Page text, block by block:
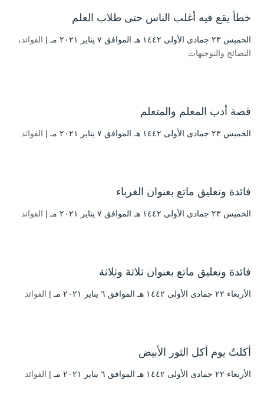
خطأ يقع فيه أغلب الناس حتى طلاب العلم
الخميس ۲۳ جمادى الأولى ۱٤٤۲ هـ الموافق ۷ يناير ۲۰۲۱ مـ | الفوائد،
النصائح والتوجيهات
قصة أدب المعلم والمتعلم
الخميس ۲۳ جمادى الأولى ۱٤٤۲ هـ الموافق ۷ يناير ۲۰۲۱ مـ | الفوائد
فائدة وتعليق ماتع بعنوان الغرباء
الخميس ۲۳ جمادى الأولى ۱٤٤۲ هـ الموافق ۷ يناير ۲۰۲۱ مـ | الفوائد
فائدة وتعليق ماتع بعنوان ثلاثة وثلاثة
الأربعاء ۲۲ جمادى الأولى ۱٤٤۲ هـ الموافق ٦ يناير ۲۰۲۱ مـ | الفوائد
أُكلتُ يوم أُكل الثور الأبيض
الأربعاء ۲۲ جمادى الأولى ۱٤٤۲ هـ الموافق ٦ يناير ۲۰۲۱ مـ | الفوائد